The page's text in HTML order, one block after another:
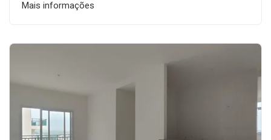
Mais informações